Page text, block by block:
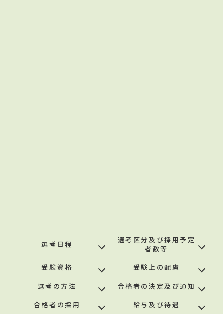
選考日程
選考区分及び採用予定
者数等
受験資格
受験上の配慮
選考の方法
合格者の決定及び通知
合格者の採用
給与及び待遇